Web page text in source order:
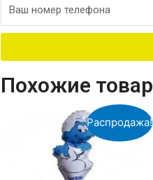
Похожие
Распродажа!